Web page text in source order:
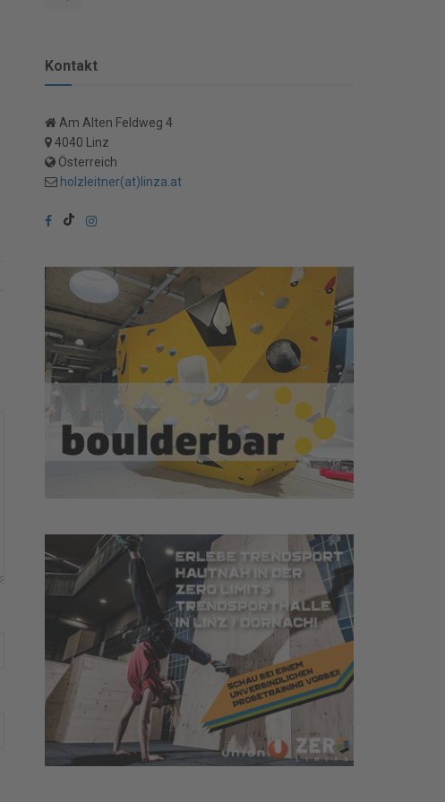
Kontakt
Am Alten Feldweg 4
4040 Linz
Österreich
holzleitner(at)linza.at